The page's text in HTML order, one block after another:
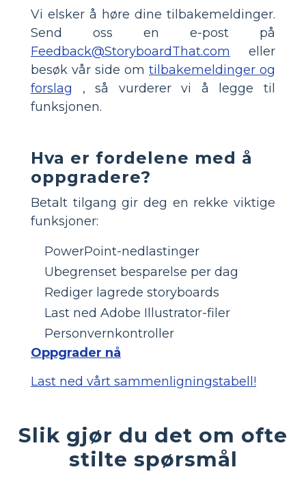
Vi elsker å høre dine tilbakemeldinger.
Send oss en e-post på
Feedback@StoryboardThat.com eller
besøk vår side om tilbakemeldinger og
forslag , så vurderer vi å legge til
funksjonen.
Hva er fordelene med å
oppgradere?
Betalt tilgang gir deg en rekke viktige
funksjoner:
PowerPoint-nedlastinger
Ubegrenset besparelse per dag
Rediger lagrede storyboards
Last ned Adobe Illustrator-filer
Personvernkontroller
Oppgrader nå
Last ned vårt sammenligningstabell!
Slik gjør du det om ofte
stilte spørsmål